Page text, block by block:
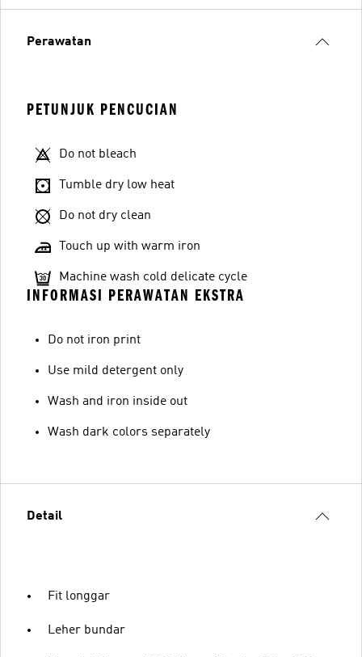
Perawatan
PETUNJUK PENCUCIAN
Do not bleach
Tumble dry low heat
Do not dry clean
Touch up with warm iron
Machine wash cold delicate cycle
INFORMASI PERAWATAN EKSTRA
Do not iron print
Use mild detergent only
Wash and iron inside out
Wash dark colors separately
Detail
Fit longgar
Leher bundar